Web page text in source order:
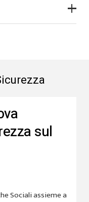
sul
Sociali assieme a